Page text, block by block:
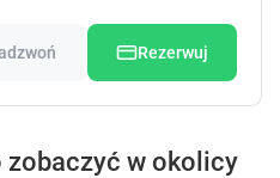
Rezerwuj
w okolicy